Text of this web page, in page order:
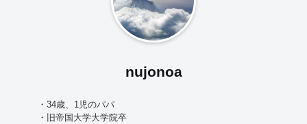
nujonoa
・34歳、1児のパパ
・旧帝国大学大学院卒